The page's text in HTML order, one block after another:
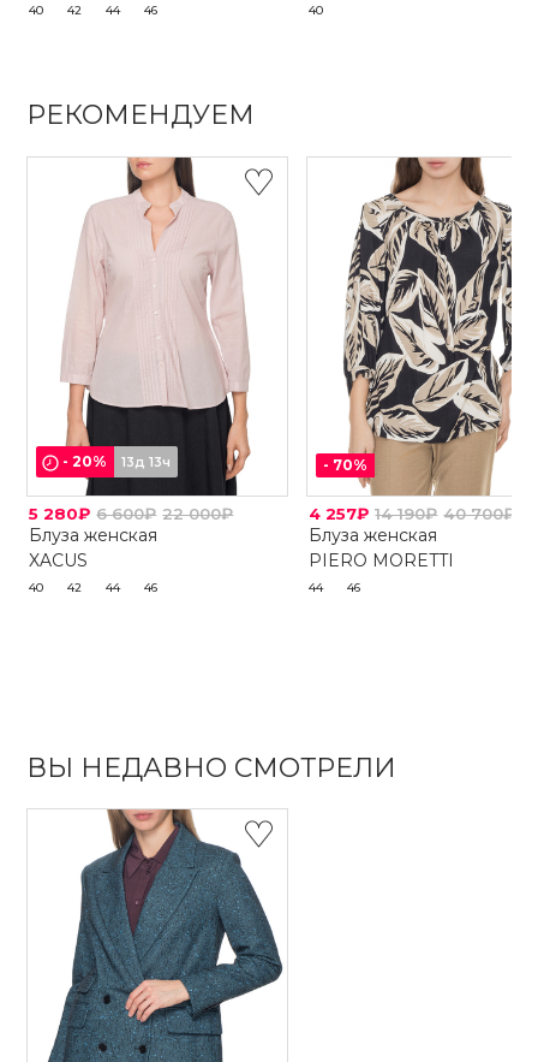
40 42 44 46 40
РЕКОМЕНДУЕМ
-20% 13д 13ч
5 280₽ 6 600₽ 22 000₽
Блуза женская
XACUS
40 42 44 46
- 70%
4 257₽ 14 190₽ 40 700₽
Блуза женская
PIERO MORETTI
44 46
ВЫ НЕДАВНО СМОТРЕЛИ